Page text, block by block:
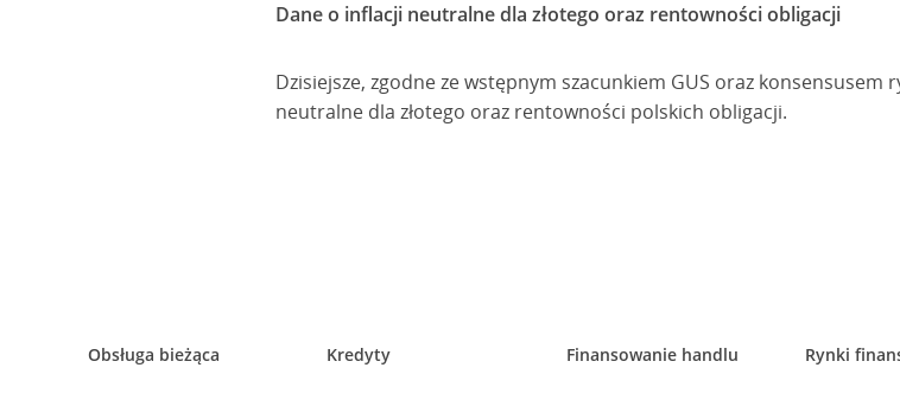
Dane o inflacji neutralne dla złotego oraz rentowności obligacji
Dzisiejsze, zgodne ze wstępnym szacunkiem GUS oraz
neutralne dla złotego oraz rentowności polskich obligacji.
Obsługa bieżąca Kredyty Finansowanie handlu Rynki